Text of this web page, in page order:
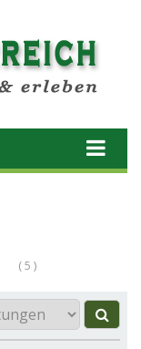
( 5 )